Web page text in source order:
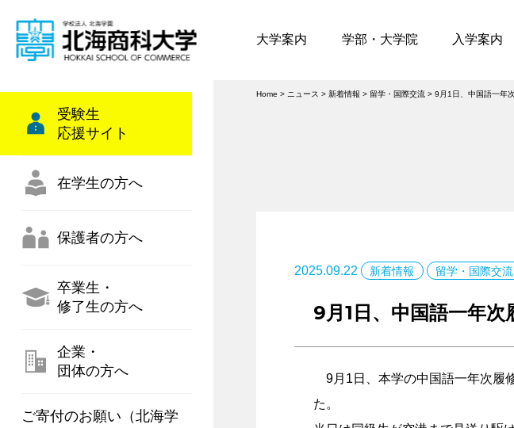
大学案内 学部・大学院 入学案内
受験生
応援サイト
在学生の方へ
保護者の方へ
卒業生・
修了生の方へ
企業・
団体の方へ
ご寄付のお願い（北海学
Home > ニュース > 新着情報 > 留学・国際交流 > 9月1日、中国語一年
2025.09.22 新着情報 留学・国際交流
9月1日、中国語一年
9月1日、本学の中国語一年次履
た。